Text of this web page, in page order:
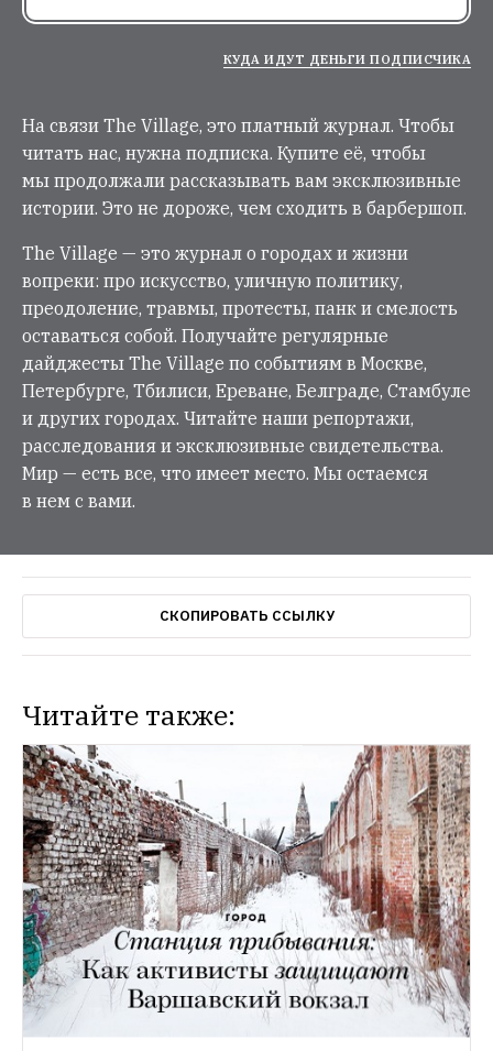
КУДА ИДУТ ДЕНЬГИ ПОДПИСЧИКА
На связи The Village, это платный журнал. Чтобы
читать нас, нужна подписка. Купите её, чтобы
мы продолжали рассказывать вам эксклюзивные
истории. Это не дороже, чем сходить в барбершоп.
The Village — это журнал о городах и жизни
вопреки: про искусство, уличную политику,
преодоление, травмы, протесты, панк и смелость
оставаться собой. Получайте регулярные
дайджесты The Village по событиям в Москве,
Петербурге, Тбилиси, Ереване, Белграде, Стамбуле
и других городах. Читайте наши репортажи,
расследования и эксклюзивные свидетельства.
Мир — есть все, что имеет место. Мы остаемся
в нем с вами.
СКОПИРОВАТЬ ССЫЛКУ
Читайте также: